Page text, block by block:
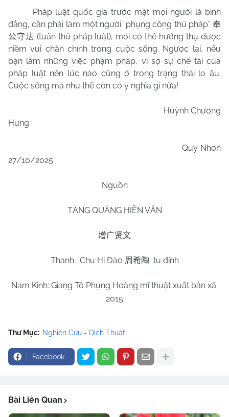
Pháp luật quốc gia trước mặt mọi người là bình
đẳng, cần phải làm một người “phụng công thủ pháp” 奉
公守法 (tuân thủ pháp luật), mới có thể hưởng thụ được
niềm vui chân chính trong cuộc sống. Ngược lại, nếu
bạn làm những việc phạm pháp, vì sợ sự chế tài của
pháp luật nên lúc nào cũng ở trong trạng thái lo âu.
Cuộc sống mà như thế còn có ý nghĩa gì nữa!
Huỳnh Chương
Hưng
Quy Nhơn
27/10/2025
Nguồn
TĂNG QUẢNG HIỀN VĂN
增广贤文
Thanh . Chu Hi Đào 周希陶 tu đính
Nam Kinh: Giang Tô Phụng Hoàng mĩ thuật xuất bản xã.
2015
Thư Mục: Nghiên Cứu - Dịch Thuật
Facebook
Bài Liên Quan